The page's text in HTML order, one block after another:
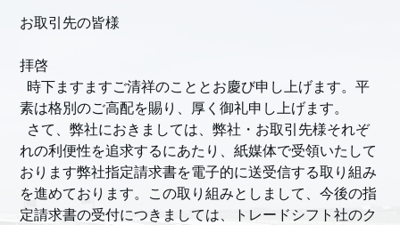
お取引先の皆様
拝啓
時下ますますご清祥のこととお慶び申し上げます。平
素は格別のご高配を賜り、厚く御礼申し上げます。
さて、弊社におきましては、弊社・お取引先様それぞ
れの利便性を追求するにあたり、紙媒体で受領いたして
おります弊社指定請求書を電子的に送受信する取り組み
を進めております。この取り組みとしまして、今後の指
定請求書の受付につきましては、トレードシフト社のク